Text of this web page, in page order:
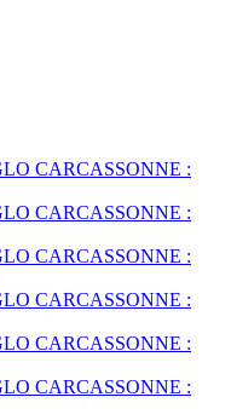
CARCASSONNE :
CARCASSONNE :
CARCASSONNE :
CARCASSONNE :
CARCASSONNE :
CARCASSONNE :